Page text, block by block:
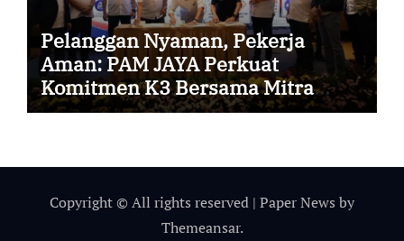
Pelanggan Nyaman, Pekerja
Aman: PAM JAYA Perkuat
Komitmen K3 Bersama Mitra
Kerja
Copyright © All rights reserved | Paper News by
Themeansar.